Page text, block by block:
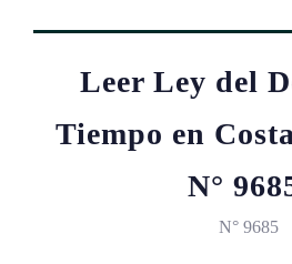
Leer Ley del
Tiempo en
N°
N° 9685